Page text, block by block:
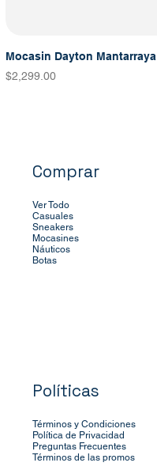
Mocasin Dayton Mantarraya
Precio
$2,299.00
Comprar
Ver Todo
Casuales
Sneakers
Mocasines
Náuticos
Botas
Políticas
Términos y Condiciones
Política de Privacidad
Preguntas Frecuentes
Términos de las promos